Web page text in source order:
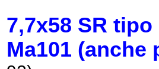
7,7x58 SR tipo
Ma101 (anche